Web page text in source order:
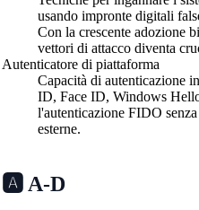
usando impronte digitali
Con la crescente adozione
vettori di attacco diventa
Autenticatore di piattaforma
Capacità di autenticazione
ID, Face ID, Windows
l'autenticazione FIDO
esterne.
🅰️ A-D